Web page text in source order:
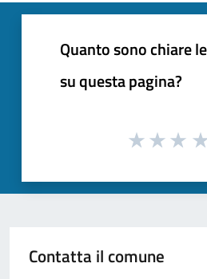
Quanto sono chiare
su questa pagina?
Contatta il comune